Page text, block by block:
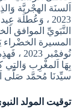
بِهَا اَلمغْرِب وَالتِي
سيِّدنَا مُحمَّد صَلَّى
توقيت المولد